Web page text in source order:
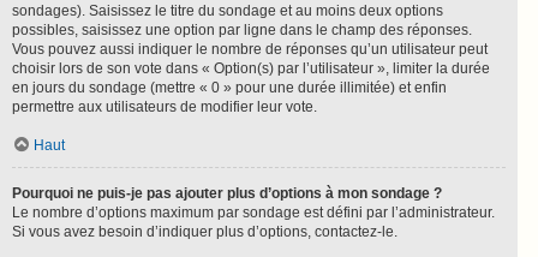
sondages). Saisissez le titre du sondage et au moins deux options
possibles, saisissez une option par ligne dans le champ des réponses.
Vous pouvez aussi indiquer le nombre de réponses qu’un utilisateur peut
choisir lors de son vote dans « Option(s) par l’utilisateur », limiter la durée
en jours du sondage (mettre « 0 » pour une durée illimitée) et enfin
permettre aux utilisateurs de modifier leur vote.
Haut
Pourquoi ne puis-je pas ajouter plus d’options à mon sondage ?
Le nombre d’options maximum par sondage est défini par l’administrateur.
Si vous avez besoin d’indiquer plus d’options, contactez-le.